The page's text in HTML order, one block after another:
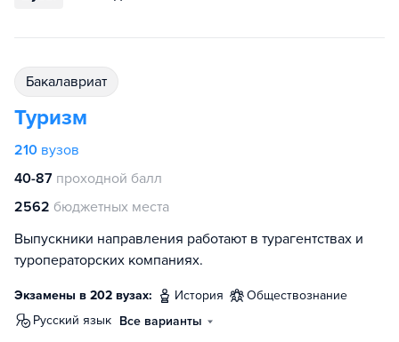
бакалавриат
Туризм
210 вузов
40-87 проходной балл
2562 бюджетных места
Выпускники направления работают в турагентствах и
туроператорских компаниях.
Экзамены в 202 вузах: история
обществознание
русский язык Все варианты